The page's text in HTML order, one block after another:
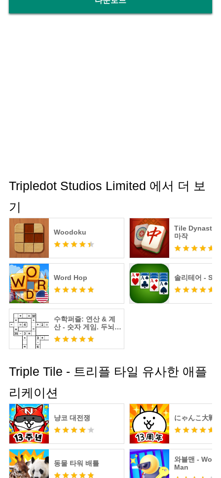
Tripledot Studios Limited 에서 더 보
기
Woodoku
Tile Dynasty:
마작
Word Hop 솔리테어 -
수학퍼즐: 연산 & 계
산 - 숫자 게임. 두뇌
트레이닝
Triple Tile - 트리플 타일 유사한 애플
리케이션
냥코 대전쟁 にゃんこ大戦
동물 타워 배틀
와블맨 -
Man